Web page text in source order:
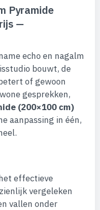
Pyramide
—
echo en nagalm
bouwt, de
of gewoon
gesprekken,
(200×100 cm)
aanpassing in één,
effectieve
vergeleken
vallen onder